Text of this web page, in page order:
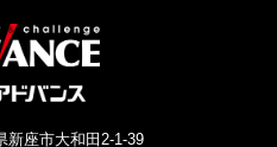
新座市大和田2-1-39